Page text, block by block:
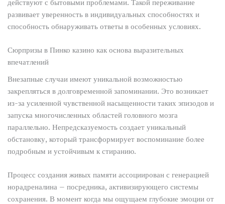
действуют с бытовыми проблемами. Такой переживание
развивает уверенность в индивидуальных способностях и
способность обнаруживать ответы в особенных условиях.
Сюрпризы в Пинко казино как основа выразительных
впечатлений
Внезапные случаи имеют уникальной возможностью
закрепляться в долговременной запоминании. Это возникает
из-за усиленной чувственной насыщенности таких эпизодов и
запуска многочисленных областей головного мозга
параллельно. Непредсказуемость создает уникальный
обстановку, который трансформирует воспоминание более
подробным и устойчивым к стиранию.
Процесс создания живых памяти ассоциирован с генерацией
норадреналина – посредника, активизирующего системы
сохранения. В момент когда мы ощущаем глубокие эмоции от